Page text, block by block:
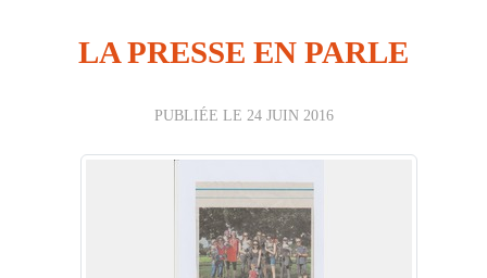
LA PRESSE EN PARLE
PUBLIÉE LE 24 JUIN 2016